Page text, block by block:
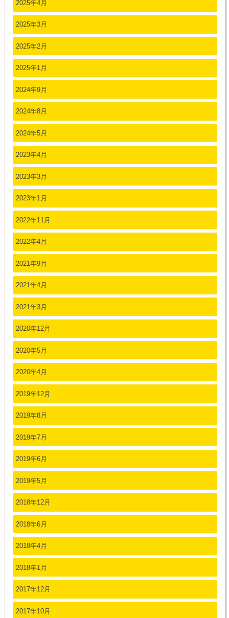
2025年4月
2025年3月
2025年2月
2025年1月
2024年9月
2024年8月
2024年5月
2023年4月
2023年3月
2023年1月
2022年11月
2022年4月
2021年9月
2021年4月
2021年3月
2020年12月
2020年5月
2020年4月
2019年12月
2019年8月
2019年7月
2019年6月
2019年5月
2018年12月
2018年6月
2018年4月
2018年1月
2017年12月
2017年10月